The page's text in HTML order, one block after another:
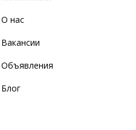
О нас
Вакансии
Объявления
Блог